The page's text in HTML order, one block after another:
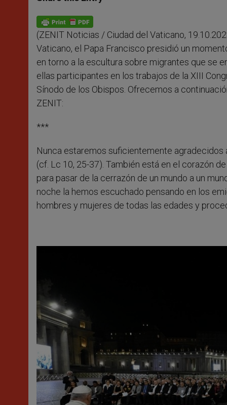
s
p
p
e
g
e
r
b
o
k
(ZENIT Noticias / Ciudad del Vaticano,
Vaticano, el Papa Francisco presidió un
en torno a la escultura sobre migrantes que se
ellas participantes en los trabajos de la XIII
Sínodo de los Obispos. Ofrecemos a
ZENIT:
***
Nunca estaremos suficientemente
(cf. Lc 10, 25-37). También está en el corazón
para pasar de la cerrazón de un mundo a un
noche la hemos escuchado pensando en los
hombres y mujeres de todas las edades y